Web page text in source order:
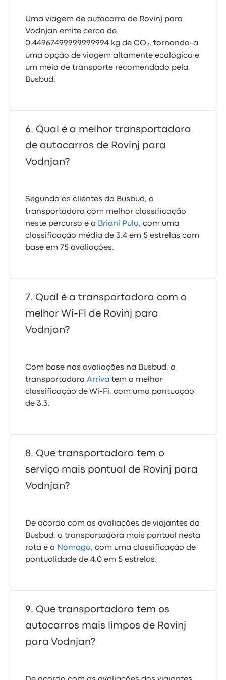
Uma viagem de autocarro de Rovinj para
Vodnjan emite cerca de
0.44967499999999994 kg de CO₂, tornando-a
uma opção de viagem altamente ecológica e
um meio de transporte recomendado pela
Busbud.
Qual é a melhor transportadora
de autocarros de Rovinj para
Vodnjan?
Segundo os clientes da Busbud, a
transportadora com melhor classificação
neste percurso é a Brioni Pula, com uma
classificação média de 3.4 em 5 estrelas com
base em 75 avaliações.
Qual é a transportadora com o
melhor Wi-Fi de Rovinj para
Vodnjan?
Com base nas avaliações na Busbud, a
transportadoraArriva tem a melhor
classificação de Wi‑Fi, com uma pontuação
de 3.3.
Que transportadora tem o
serviço mais pontual de Rovinj para
Vodnjan?
De acordo com as avaliações de viajantes da
Busbud, a transportadora mais pontual nesta
rota é a Nomago, com uma classificação de
pontualidade de 4.0 em 5 estrelas.
Que transportadora tem os
autocarros mais limpos de Rovinj
para Vodnjan?